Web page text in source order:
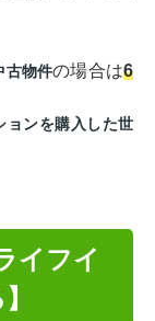
古物件の場合は6
ョンを購入した世
イフイ